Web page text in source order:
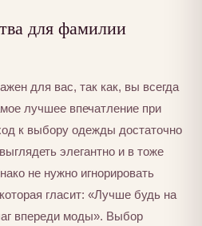
для фамилии
для вас, так как, вы всегда
лучшее впечатление при
к выбору одежды достаточно
элегантно и в тоже
не нужно игнорировать
гласит: «Лучше будь на
впереди моды». Выбор